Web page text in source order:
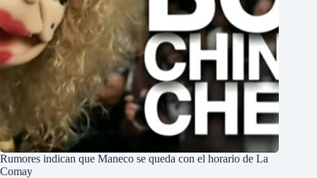
Rumores indican que Maneco se queda con el horario de La
Comay